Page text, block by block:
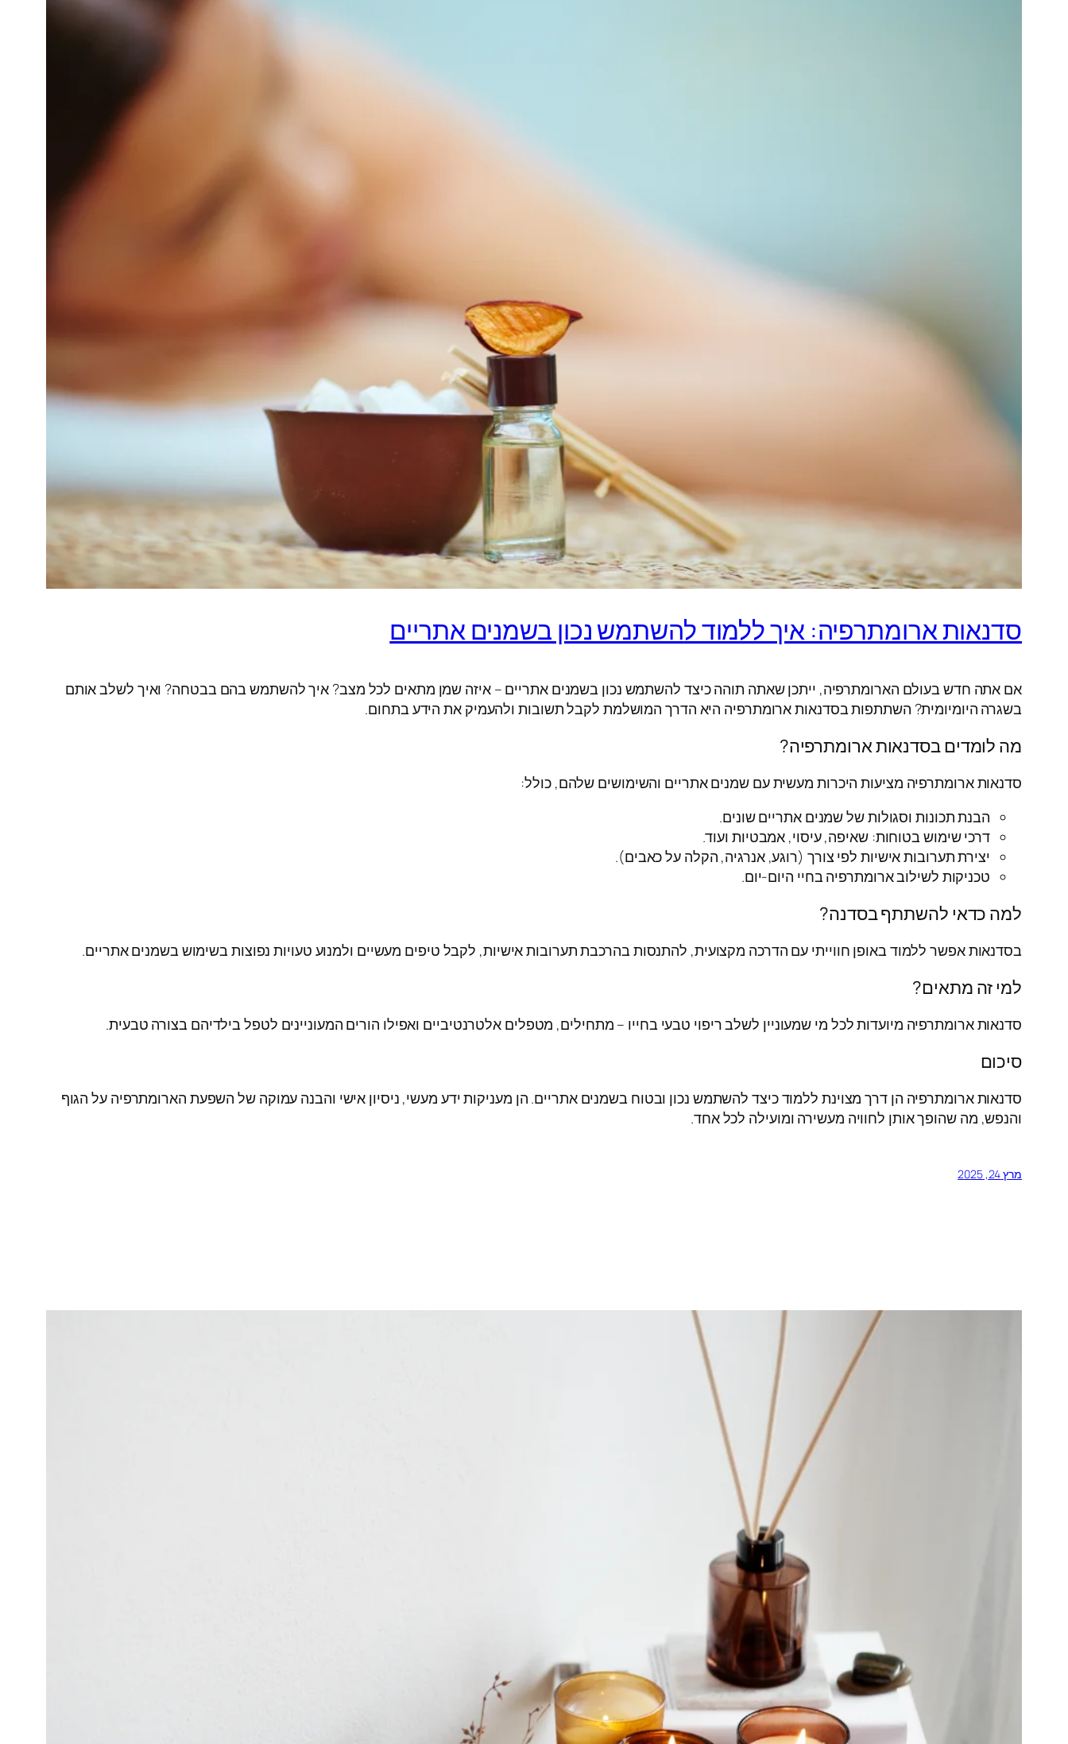
סדנאות ארומתרפיה: איך ללמוד להשתמש נכון בשמנים אתריים
אם אתה חדש בעולם הארומתרפיה, ייתכן שאתה תוהה כיצד להשתמש נכון בשמנים אתריים – איזה שמן מתאים לכל מצב? איך להשתמש בהם בבטחה? ואיך לשלב אותם
בשגרה היומיומית? השתתפות בסדנאות ארומתרפיה היא הדרך המושלמת לקבל תשובות ולהעמיק את הידע בתחום.
מה לומדים בסדנאות ארומתרפיה?
סדנאות ארומתרפיה מציעות היכרות מעשית עם שמנים אתריים והשימושים שלהם, כולל:
הבנת תכונות וסגולות של שמנים אתריים שונים.
דרכי שימוש בטוחות: שאיפה, עיסוי, אמבטיות ועוד.
יצירת תערובות אישיות לפי צורך (רוגע, אנרגיה, הקלה על כאבים).
טכניקות לשילוב ארומתרפיה בחיי היום-יום.
למה כדאי להשתתף בסדנה?
בסדנאות אפשר ללמוד באופן חווייתי עם הדרכה מקצועית, להתנסות בהרכבת תערובות אישיות, לקבל טיפים מעשיים ולמנוע טעויות נפוצות בשימוש בשמנים אתריים.
למי זה מתאים?
סדנאות ארומתרפיה מיועדות לכל מי שמעוניין לשלב ריפוי טבעי בחייו – מתחילים, מטפלים אלטרנטיביים ואפילו הורים המעוניינים לטפל בילדיהם בצורה טבעית.
סיכום
סדנאות ארומתרפיה הן דרך מצוינת ללמוד כיצד להשתמש נכון ובטוח בשמנים אתריים. הן מעניקות ידע מעשי, ניסיון אישי והבנה עמוקה של השפעת הארומתרפיה על הגוף
והנפש, מה שהופך אותן לחוויה מעשירה ומועילה לכל אחד.
מרץ 24, 2025